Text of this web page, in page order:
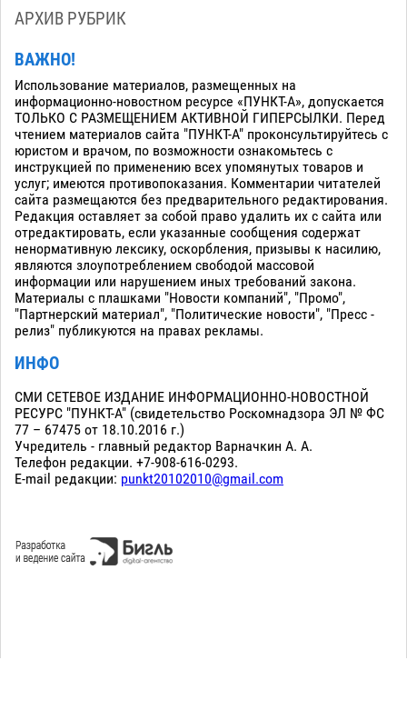
АРХИВ РУБРИК
ВАЖНО!
Использование материалов, размещенных на
информационно-новостном ресурсе «ПУНКТ-А», допускается
ТОЛЬКО С РАЗМЕЩЕНИЕМ АКТИВНОЙ ГИПЕРСЫЛКИ. Перед
чтением материалов сайта "ПУНКТ-А" проконсультируйтесь с
юристом и врачом, по возможности ознакомьтесь с
инструкцией по применению всех упомянутых товаров и
услуг; имеются противопоказания. Комментарии читателей
сайта размещаются без предварительного редактирования.
Редакция оставляет за собой право удалить их с сайта или
отредактировать, если указанные сообщения содержат
ненормативную лексику, оскорбления, призывы к насилию,
являются злоупотреблением свободой массовой
информации или нарушением иных требований закона.
Материалы с плашками "Новости компаний", "Промо",
"Партнерский материал", "Политические новости", "Пресс -
релиз" публикуются на правах рекламы.
ИНФО
СМИ СЕТЕВОЕ ИЗДАНИЕ ИНФОРМАЦИОННО-НОВОСТНОЙ
РЕСУРС "ПУНКТ-А" (свидетельство Роскомнадзора ЭЛ № ФС
77 – 67475 от 18.10.2016 г.)
Учредитель - главный редактор Варначкин А. А.
Телефон редакции. +7-908-616-0293.
E-mail редакции: punkt20102010@gmail.com